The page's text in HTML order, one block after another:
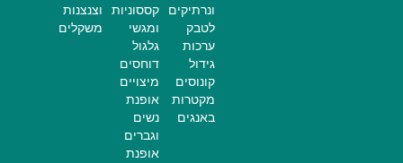
ונרתיקים
לטבק
ערכות
גידול
קונוסים
מקטרות
באנגים
קססוניות
ומגשי
גלגול
דוחסים
מיצויים
אופנת
נשים
וגברים
אופנת
וצנצנות
משקלים